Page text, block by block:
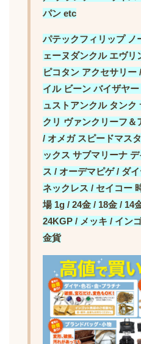
パン etc
パテックフィリップ ノ
ェーヌダンクル エヴ
ピコタン アクセサリ
イル ビーン バイザヤ
ュストアンクル タンク
クリ ヴァンクリーフ＆
/ オメガ スピードマス
ックス サブマリーナ
ス / オーデマピゲ / ダ
ネックレス / セイコー
場 1g / 24金 / 18金 / 14
24KGP / メッキ / イン
金貨